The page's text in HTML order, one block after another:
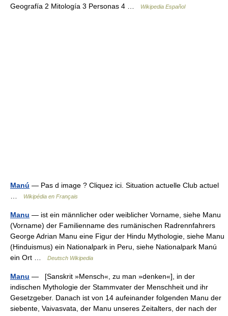
Geografía 2 Mitología 3 Personas 4 …
Wikipedia Español
Manú — Pas d image ? Cliquez ici. Situation actuelle Club actuel
Wikipédia en Français
Manu — ist ein männlicher oder weiblicher Vorname, siehe Manu
(Vorname) der Familienname des rumänischen Radrennfahrers
George Adrian Manu eine Figur der Hindu Mythologie, siehe Manu
(Hinduismus) ein Nationalpark in Peru, siehe Nationalpark Manú
ein Ort …
Deutsch Wikipedia
Manu — [Sanskrit »Mensch«, zu man »denken«], in der
indischen Mythologie der Stammvater der Menschheit und ihr
Gesetzgeber. Danach ist von 14 aufeinander folgenden Manu der
siebente, Vaivasvata, der Manu unseres Zeitalters, der nach der